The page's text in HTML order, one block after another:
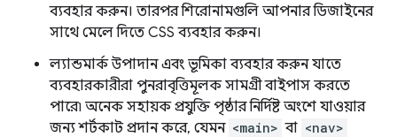
ব্যবহার করুন। তারপর শিরোনামগুলি আপনার ডিজাইনের
সাথে মেলে দিতে CSS ব্যবহার করুন।
ল্যান্ডমার্ক উপাদান এবং ভূমিকা ব্যবহার করুন যাতে
ব্যবহারকারীরা পুনরাবৃত্তিমূলক সামগ্রী বাইপাস করতে
পারে৷ অনেক সহায়ক প্রযুক্তি পৃষ্ঠার নির্দিষ্ট অংশে যাওয়ার
জন্য শর্টকাট প্রদান করে, যেমন <main> বা <nav>